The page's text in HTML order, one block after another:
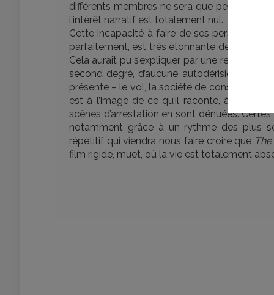
différents membres ne sera que peu
l’intérêt narratif est totalement nul.
Cette incapacité à faire de ses
parfaitement, est très étonnante de la part
Cela aurait pu s’expliquer par une recherche
second degré, d’aucune autodérision et,
présente – le vol, la société de
est à l’image de ce qu’il raconte, à savoir
scènes d’arrestation en sont dénuées.
notamment grâce à un rythme des plus
répétitif qui viendra nous faire croire que
film rigide, muet, où la vie est totalement